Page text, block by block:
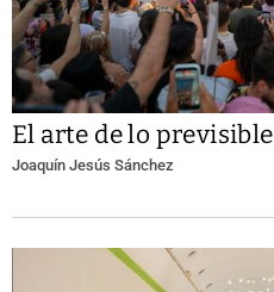
El arte de lo previsible
Joaquín Jesús Sánchez